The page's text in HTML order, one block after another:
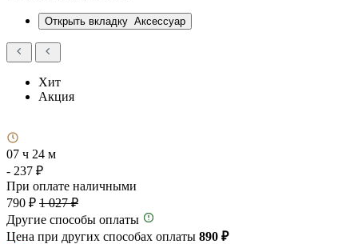
Открыть вкладку Аксессуар
Хит
Акция
07 ч 24 м
- 237 ₽
При оплате наличными
790 ₽ 1 027 ₽
Другие способы оплаты
Цена при других способах оплаты 890 ₽